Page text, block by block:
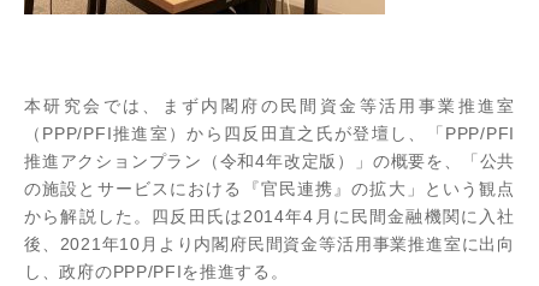
本研究会では、まず内閣府の民間資金等活用事業推進室
（PPP/PFI推進室）から四反田直之氏が登壇し、「PPP/PFI
推進アクションプラン（令和4年改定版）」の概要を、「公共
の施設とサービスにおける『官民連携』の拡大」という観点
から解説した。四反田氏は2014年4月に民間金融機関に入社
後、2021年10月より内閣府民間資金等活用事業推進室に出向
し、政府のPPP/PFIを推進する。